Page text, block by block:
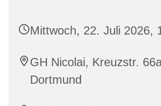
Mittwoch, 22. Juli 2026,
GH Nicolai, Kreuzstr.
Dortmund